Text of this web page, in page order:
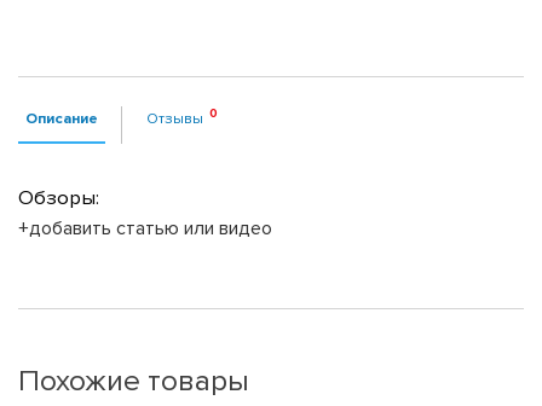
Описание Отзывы
Обзоры:
+добавить статью или видео
Похожие товары